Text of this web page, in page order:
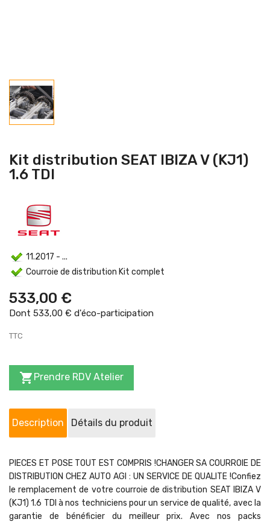
Kit distribution SEAT IBIZA V (KJ1)
1.6 TDI
11.2017 - ...
Courroie de distribution Kit complet
533,00 €
Dont 533,00 € d'éco-participation
TTC
 Prendre RDV Atelier
Description Détails du produit
PIECES ET POSE TOUT EST COMPRIS !CHANGER SA COURROIE DE
DISTRIBUTION CHEZ AUTO AGI : UN SERVICE DE QUALITE !Confiez
le remplacement de votre courroie de distribution SEAT IBIZA V
(KJ1) 1.6 TDI à nos techniciens pour un service de qualité, avec la
garantie de bénéficier du meilleur prix. Avec nos packs